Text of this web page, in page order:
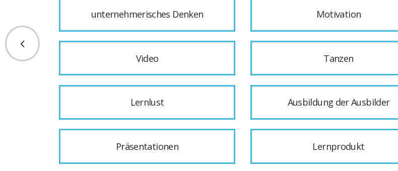
unternehmerisches Denken Motivation
Video Tanzen
Lernlust Ausbildung der Ausbilder
Präsentationen Lernprodukt